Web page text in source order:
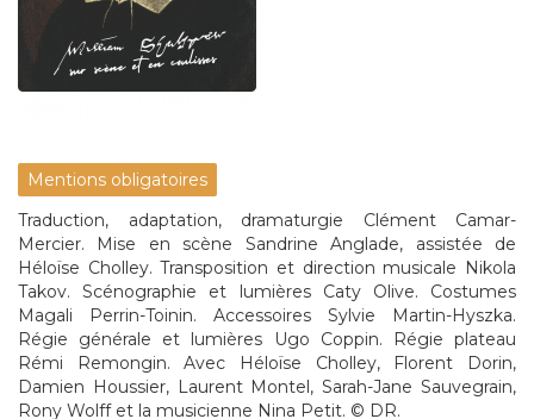
Mentions obligatoires
Traduction, adaptation, dramaturgie Clément Camar-
Mercier. Mise en scène Sandrine Anglade, assistée de
Héloïse Cholley. Transposition et direction musicale Nikola
Takov. Scénographie et lumières Caty Olive. Costumes
Magali Perrin-Toinin. Accessoires Sylvie Martin-Hyszka.
Régie générale et lumières Ugo Coppin. Régie plateau
Rémi Remongin. Avec Héloïse Cholley, Florent Dorin,
Damien Houssier, Laurent Montel, Sarah-Jane Sauvegrain,
Rony Wolff et la musicienne Nina Petit. © DR.